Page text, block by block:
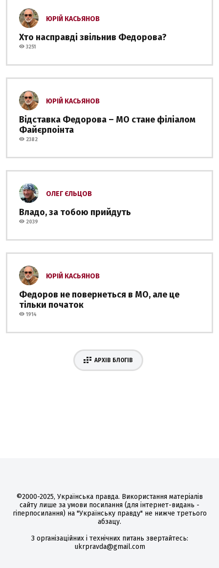
ЮРІЙ КАСЬЯНОВ
Хто насправді звільнив Федорова?
3251
ЮРІЙ КАСЬЯНОВ
Відставка Федорова – МО стане філіалом
Файєрпоінта
2382
ОЛЕГ ЄЛЬЦОВ
Владо, за тобою прийдуть
2039
ЮРІЙ КАСЬЯНОВ
Федоров не повернеться в МО, але це
тільки початок
1914
АРХІВ БЛОГІВ
©2000-2025, Українська правда. Використання матеріалів
сайту лише за умови посилання (для інтернет-видань -
гіперпосилання) на "Українську правду" не нижче третього
абзацу.
З організаційних і технічних питань звертайтесь:
ukrpravda@gmail.com